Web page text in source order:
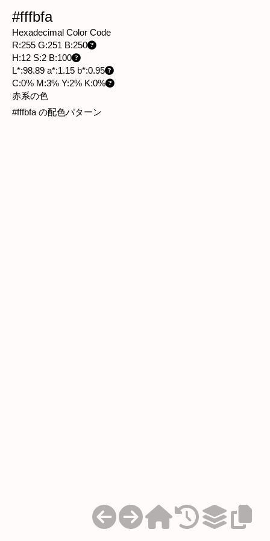
#fffbfa
Hexadecimal Color Code
R:255 G:251 B:250
H:12 S:2 B:100
L*:98.89 a*:1.15 b*:0.95
C:0% M:3% Y:2% K:0%
赤系の色
#fffbfa の配色パターン